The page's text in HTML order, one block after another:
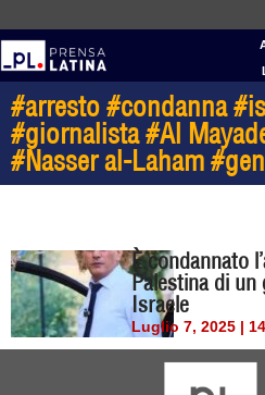
#arresto #condanna
#giornalista #Al
#Nasser al-Laham
È condannato
Palestina di
Israele
Luglio 7, 2025 |